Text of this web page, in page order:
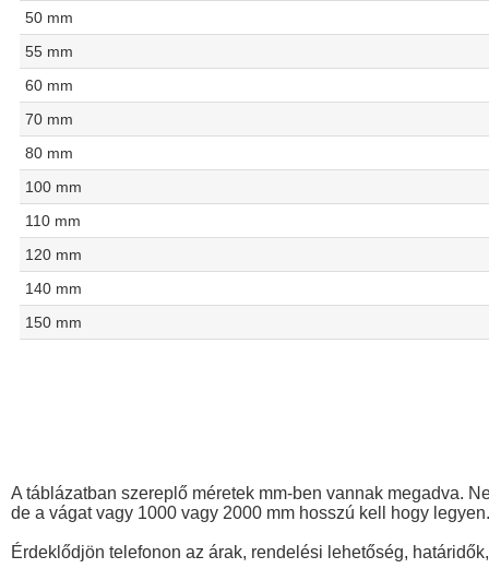
50 mm
55 mm
60 mm
70 mm
80 mm
100 mm
110 mm
120 mm
140 mm
150 mm
A táblázatban szereplő méretek mm-ben vannak megadva.
de a vágat vagy 1000 vagy 2000 mm hosszú kell hogy legyen.
Érdeklődjön telefonon az árak, rendelési lehetőség,